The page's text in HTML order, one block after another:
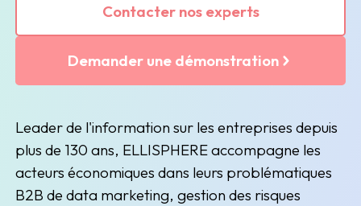
Contacter nos experts
Demander une démonstration
Leader de l'information sur les entreprises depuis
plus de 130 ans, ELLISPHERE accompagne les
acteurs économiques dans leurs problématiques
B2B de data marketing, gestion des risques